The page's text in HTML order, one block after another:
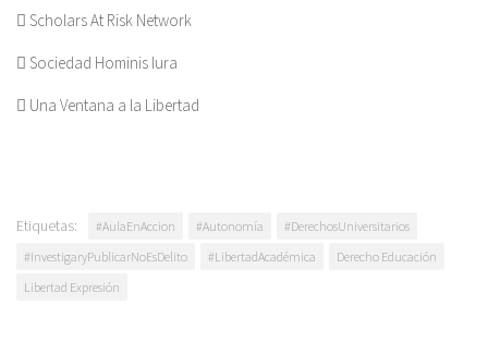
 Scholars At Risk Network
 Sociedad Hominis Iura
 Una Ventana a la Libertad
Etiquetas: #AulaEnAccion #Autonomía
#DerechosUniversitarios
#InvestigaryPublicarNoEsDelito
#LibertadAcadémica
Derecho Educación
Libertad Expresión